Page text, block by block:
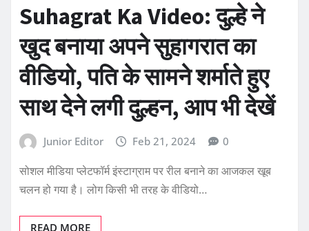
Suhagrat Ka Video: दुल्हे ने
खुद बनाया अपने सुहागरात का
वीडियो, पति के सामने शर्माते हुए
साथ देने लगी दुल्हन, आप भी देखें
Junior Editor Feb 21, 2024 0
सोशल मीडिया प्लेटफॉर्म इंस्टाग्राम पर रील बनाने का आजकल खूब
चलन हो गया है। लोग किसी भी तरह के वीडियो…
READ MORE